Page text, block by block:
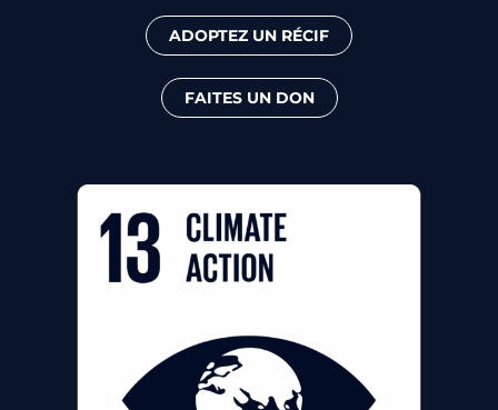
ADOPTEZ UN RÉCIF
FAITES UN DON